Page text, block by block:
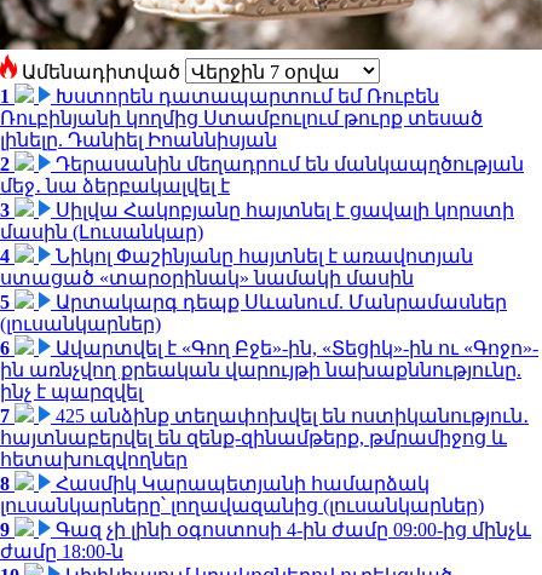
Ամենադիտված
1
Խստորեն դատապարտում եմ Ռուբեն
Ռուբինյանի կողմից Ստամբուլում թուրք տեսած
լինելը. Դանիել Իոաննիսյան
2
Դերասանին մեղադրում են մանկապղծության
մեջ․ նա ձերբակալվել է
3
Սիլվա Հակոբյանը հայտնել է ցավալի կորստի
մասին (Լուսանկար)
4
Նիկոլ Փաշինյանը հայտնել է առավոտյան
ստացած «տարօրինակ» նամակի մասին
5
Արտակարգ դեպք Սևանում. Մանրամասներ
(լուսանկարներ)
6
Ավարտվել է «Գող Բջե»-ին, «Տեցիկ»-ին ու «Գոջո»-
ին առնչվող քրեական վարույթի նախաքննությունը.
ինչ է պարզվել
7
425 անձինք տեղափոխվել են ոստիկանություն․
հայտնաբերվել են զենք-զինամթերք, թմրամիջոց և
հետախուզվողներ
8
Հասմիկ Կարապետյանի համարձակ
լուսանկարները՝ լողավազանից (լուսանկարներ)
9
Գազ չի լինի օգոստոսի 4-ին ժամը 09:00-ից մինչև
ժամը 18:00-ն